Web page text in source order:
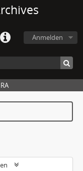
Anmelden